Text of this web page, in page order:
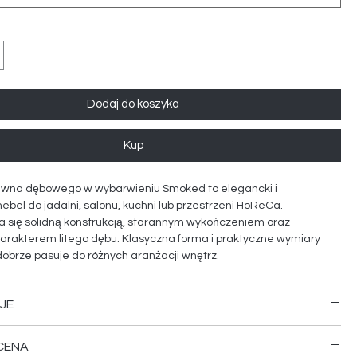
Dodaj do koszyka
Kup
dębowego w wybarwieniu Smoked to elegancki i
do jadalni, salonu, kuchni lub przestrzeni HoReCa.
się solidną konstrukcją, starannym wykończeniem oraz
litego dębu. Klasyczna forma i praktyczne wymiary
pasuje do różnych aranżacji wnętrz.
dębu najwyższej jakości
produktów
mm